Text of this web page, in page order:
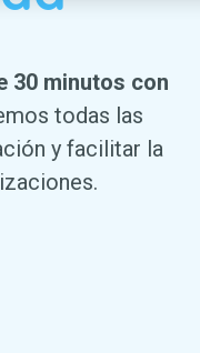
30 minutos con
todas las
y facilitar la